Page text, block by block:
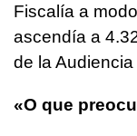
Fiscalía a
ascendía a
de la
«O que